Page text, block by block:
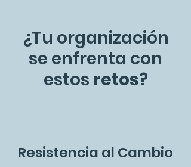
¿Tu organización
se enfrenta con
estos retos?
Resistencia al Cambio